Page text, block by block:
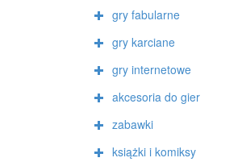
gry fabularne
gry karciane
gry internetowe
akcesoria do gier
zabawki
książki i komiksy